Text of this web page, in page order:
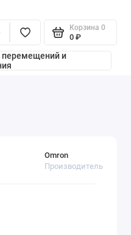
Корзина 0
0 ₽
перемещений и
Omron
Производитель